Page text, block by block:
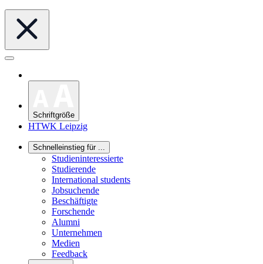
Schriftgröße
HTWK Leipzig
Schnelleinstieg für ...
Studieninteressierte
Studierende
International students
Jobsuchende
Beschäftigte
Forschende
Alumni
Unternehmen
Medien
Feedback